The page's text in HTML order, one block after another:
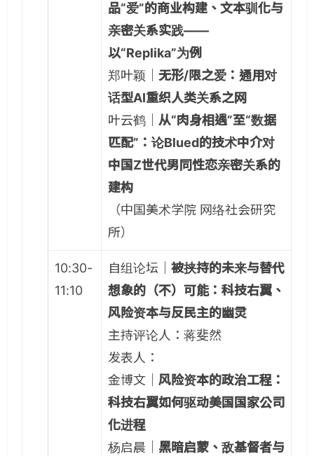
品“爱”的商业构建、文本驯化与
亲密关系实践——
以“Replika”为例
郑叶颖｜无形/限之爱：通用对
话型AI重织人类关系之网
叶云鹤｜ 从“肉身相遇”至“数据
匹配”：论Blued的技术中介对
中国Z世代男同性恋亲密关系的
建构
（中国美术学院 网络社会研究
所）
10:30-
11:10
自组论坛｜被挟持的未来与替代
想象的（不）可能：科技右翼、
风险资本与反民主的幽灵
主持评论人：蒋斐然
发表人：
金博文｜风险资本的政治工程：
科技右翼如何驱动美国国家公司
化进程
杨启晨｜ 黑暗启蒙、敌基督者与